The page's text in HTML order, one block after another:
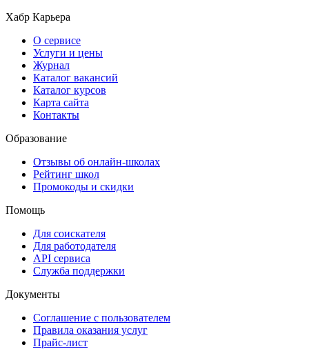
Хабр Карьера
О сервисе
Услуги и цены
Журнал
Каталог вакансий
Каталог курсов
Карта сайта
Контакты
Образование
Отзывы об онлайн-школах
Рейтинг школ
Промокоды и скидки
Помощь
Для соискателя
Для работодателя
API сервиса
Служба поддержки
Документы
Соглашение с пользователем
Правила оказания услуг
Прайс-лист